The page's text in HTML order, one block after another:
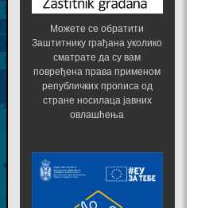
Можете се обратити
Заштитнику грађана уколико
сматрате да су вам
повређена права применом
републичких прописа од
стране носилаца јавних
овлашћења